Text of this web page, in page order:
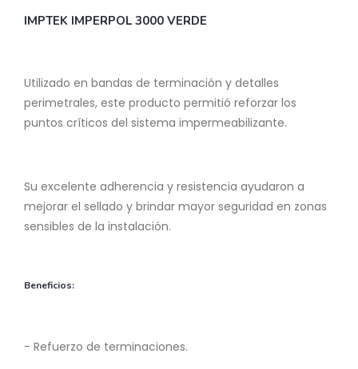
IMPTEK IMPERPOL 3000 VERDE
Utilizado en bandas de terminación y detalles
perimetrales, este producto permitió reforzar los
puntos críticos del sistema impermeabilizante.
Su excelente adherencia y resistencia ayudaron a
mejorar el sellado y brindar mayor seguridad en zonas
sensibles de la instalación.
Beneficios:
- Refuerzo de terminaciones.